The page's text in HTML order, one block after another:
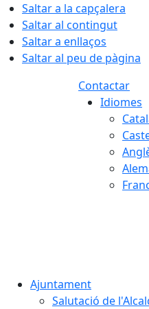
Saltar a la capçalera
Saltar al contingut
Saltar a enllaços
Saltar al peu de pàgina
Contactar
Idiomes
Ajuntament
Salutació de